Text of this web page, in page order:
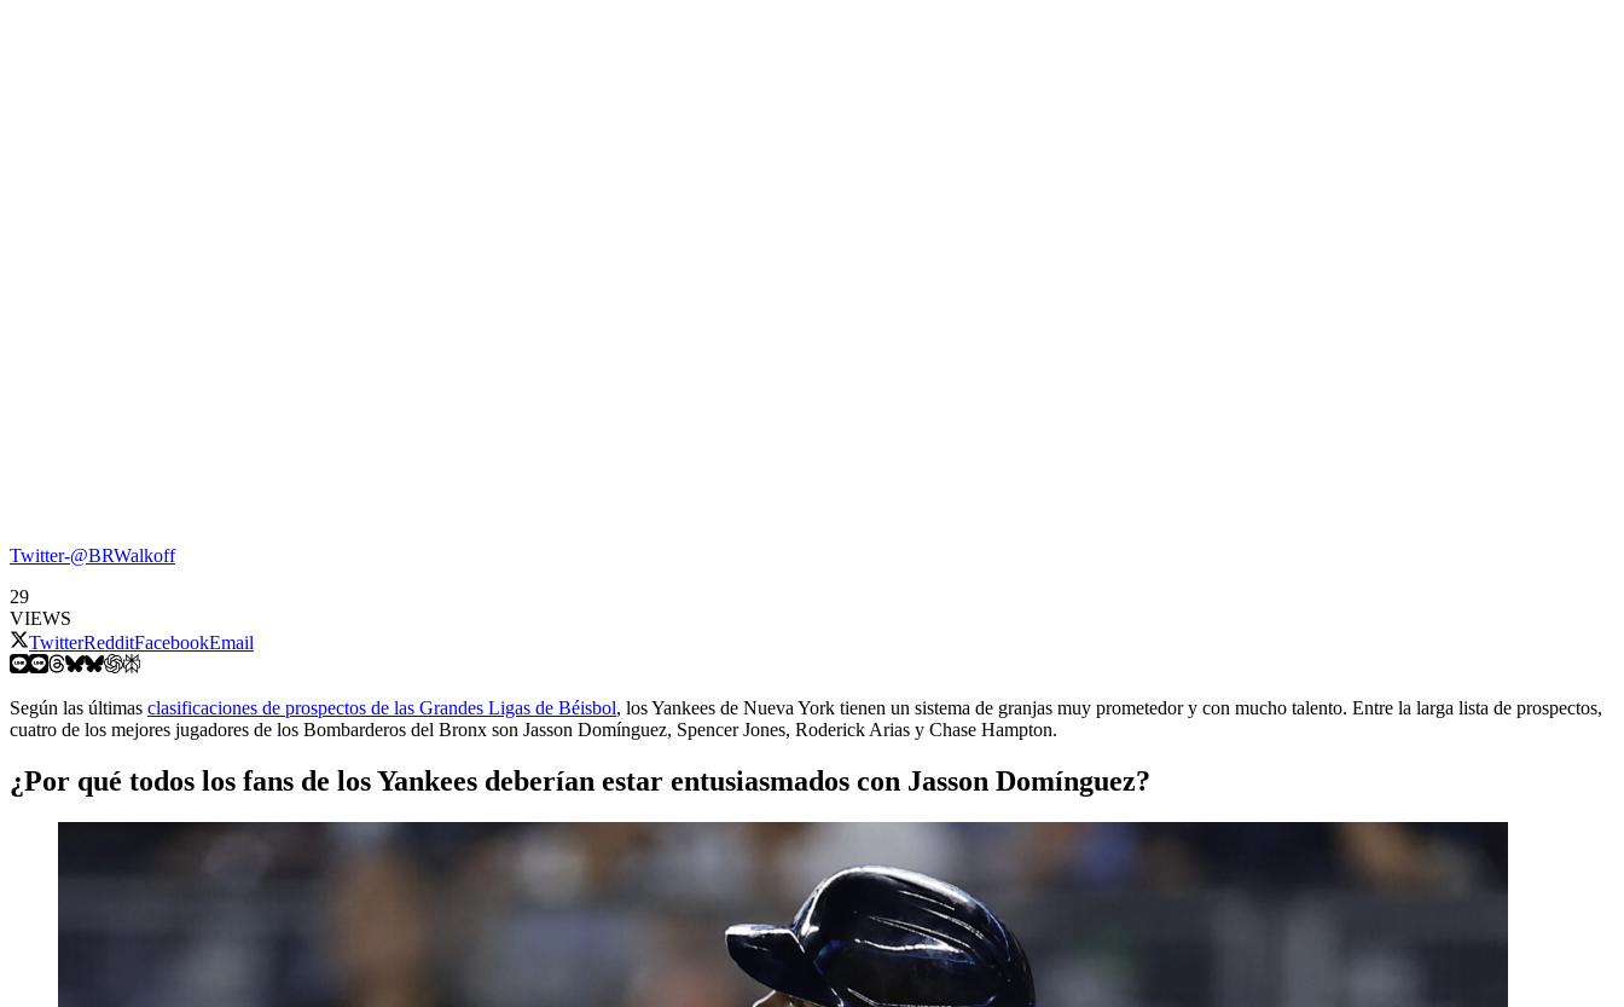
Twitter-@BRWalkoff
29
VIEWS
TwitterRedditFacebookEmail
Según las últimas clasificaciones de prospectos de las Grandes Ligas de Béisbol, los Yankees de Nueva York tienen un sistema de granjas muy prometedor y con mucho talento. Entre la larga lista de prospectos,
cuatro de los mejores jugadores de los Bombarderos del Bronx son Jasson Domínguez, Spencer Jones, Roderick Arias y Chase Hampton.
¿Por qué todos los fans de los Yankees deberían estar entusiasmados con Jasson Domínguez?